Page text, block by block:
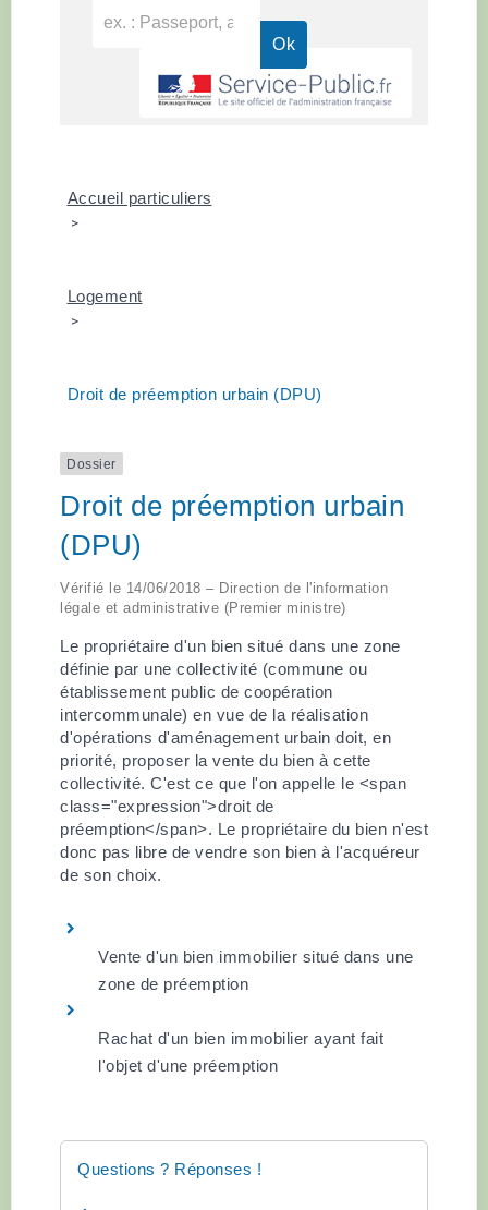
Accueil particuliers
>
Logement
>
Droit de préemption urbain (DPU)
Dossier
Droit de préemption urbain
(DPU)
Vérifié le 14/06/2018 – Direction de l'information
légale et administrative (Premier ministre)
Le propriétaire d'un bien situé dans une zone
définie par une collectivité (commune ou
établissement public de coopération
intercommunale) en vue de la réalisation
d'opérations d'aménagement urbain doit, en
priorité, proposer la vente du bien à cette
collectivité. C'est ce que l'on appelle le <span
class="expression">droit de
préemption</span>. Le propriétaire du bien n'est
donc pas libre de vendre son bien à l'acquéreur
de son choix.
Vente d'un bien immobilier situé dans une
zone de préemption
Rachat d'un bien immobilier ayant fait
l'objet d'une préemption
Questions ? Réponses !